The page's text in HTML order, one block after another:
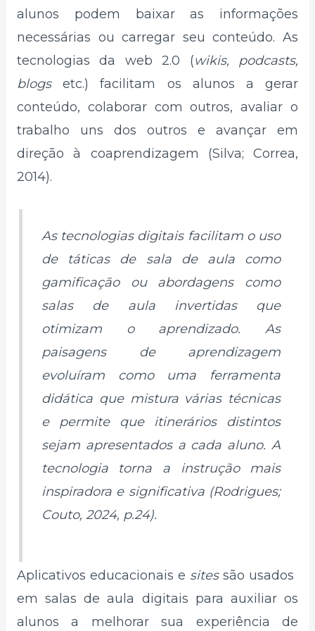
alunos podem baixar as informações
necessárias ou carregar seu conteúdo. As
tecnologias da web 2.0 (wikis, podcasts,
blogsetc.) facilitam os alunos a gerar
conteúdo, colaborar com outros, avaliar o
trabalho uns dos outros e avançar em
direção à coaprendizagem (Silva; Correa,
2014).
As tecnologias digitais facilitam o uso
de táticas de sala de aula como
gamificação ou abordagens como
salas de aula invertidas que
otimizam o aprendizado. As
paisagens de aprendizagem
evoluíram como uma ferramenta
didática que mistura várias técnicas
e permite que itinerários distintos
sejam apresentados a cada aluno. A
tecnologia torna a instrução mais
inspiradora e significativa (Rodrigues;
Couto, 2024, p.24).
Aplicativos educacionais e sitessão usados ​​
em salas de aula digitais para auxiliar os
alunos a melhorar sua experiência de